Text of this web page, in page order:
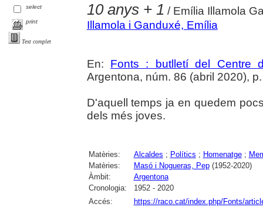
select
print
Text complet
10 anys + 1 / Emília Illamola
Illamola i Ganduxé, Emília
En: Fonts : butlletí del Centre
Argentona, núm. 86 (abril 2020),
D'aquell temps ja en quedem
dels més joves.
Matèries: Alcaldes ; Polítics ; Homenatge;
Matèries:
Masó i Nogueras, Pep(1952-2020)
Àmbit:
Argentona
Cronologia:
1952 - 2020
Accés:
https://raco.cat/index.php/Fonts/